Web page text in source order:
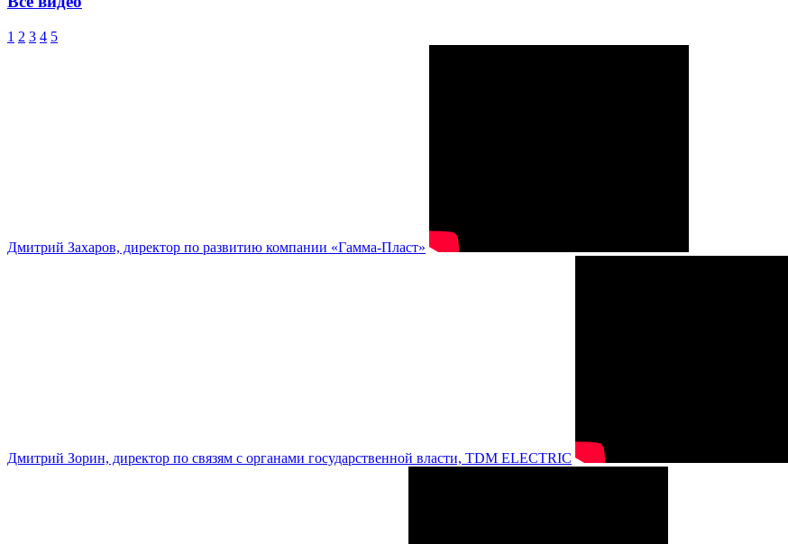
1 2 3 4 5
Дмитрий Захаров, директор по развитию компании «Гамма-Пласт»
Дмитрий Зорин, директор по связям с органами государственной власти, TDM ELECTRIC